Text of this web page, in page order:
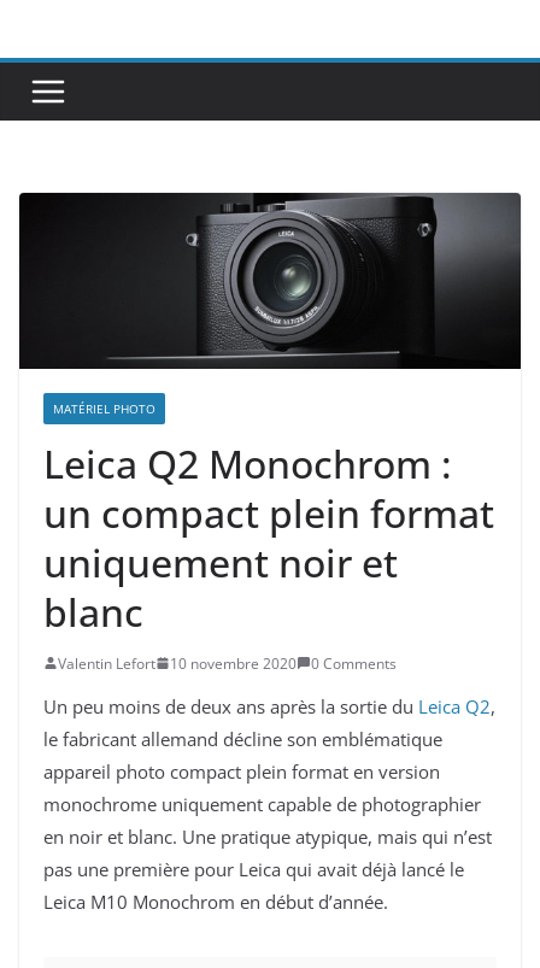
contenu
MATÉRIEL PHOTO
Leica Q2 Monochrom :
un compact plein format
uniquement noir et
blanc
Valentin Lefort 10 novembre 2020 0 Comments
Un peu moins de deux ans après la sortie du Leica Q2,
le fabricant allemand décline son emblématique
appareil photo compact plein format en version
monochrome uniquement capable de photographier
en noir et blanc. Une pratique atypique, mais qui n’est
pas une première pour Leica qui avait déjà lancé le
Leica M10 Monochrom en début d’année.